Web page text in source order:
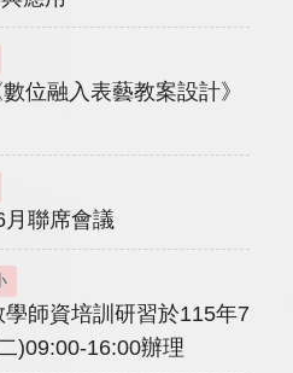
位融入表藝教案設計》
聯席會議
師資培訓研習於115年7
)09:00-16:00辦理